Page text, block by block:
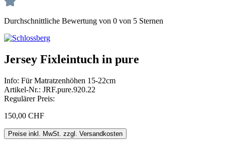
Durchschnittliche Bewertung von 0 von 5 Sternen
Jersey Fixleintuch in pure
Info: Für Matratzenhöhen 15-22cm
Artikel-Nr.: JRF.pure.920.22
Regulärer Preis:
150,00 CHF
Preise inkl. MwSt. zzgl. Versandkosten